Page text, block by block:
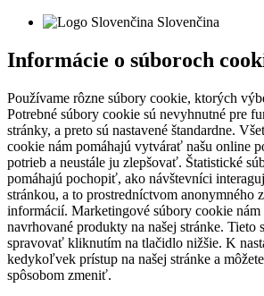
Slovenčina
Informácie o súboroch
Používame rôzne súbory cookie, ktorých
Potrebné súbory cookie sú nevyhnutné pre
stránky, a preto sú nastavené štandardne.
cookie nám pomáhajú vytvárať našu online
potrieb a neustále ju zlepšovať. Štatistické
pomáhajú pochopiť, ako návštevníci
stránkou, a to prostredníctvom anonymného
informácií. Marketingové súbory cookie
navrhované produkty na našej stránke. Tieto
spravovať kliknutím na tlačidlo nižšie. K
kedykoľvek prístup na našej stránke a
spôsobom zmeniť.